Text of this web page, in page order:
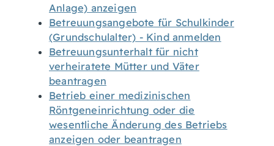
Anlage) anzeigen
Betreuungsangebote für Schulkinder
(Grundschulalter) - Kind anmelden
Betreuungsunterhalt für nicht
verheiratete Mütter und Väter
beantragen
Betrieb einer medizinischen
Röntgeneinrichtung oder die
wesentliche Änderung des Betriebs
anzeigen oder beantragen